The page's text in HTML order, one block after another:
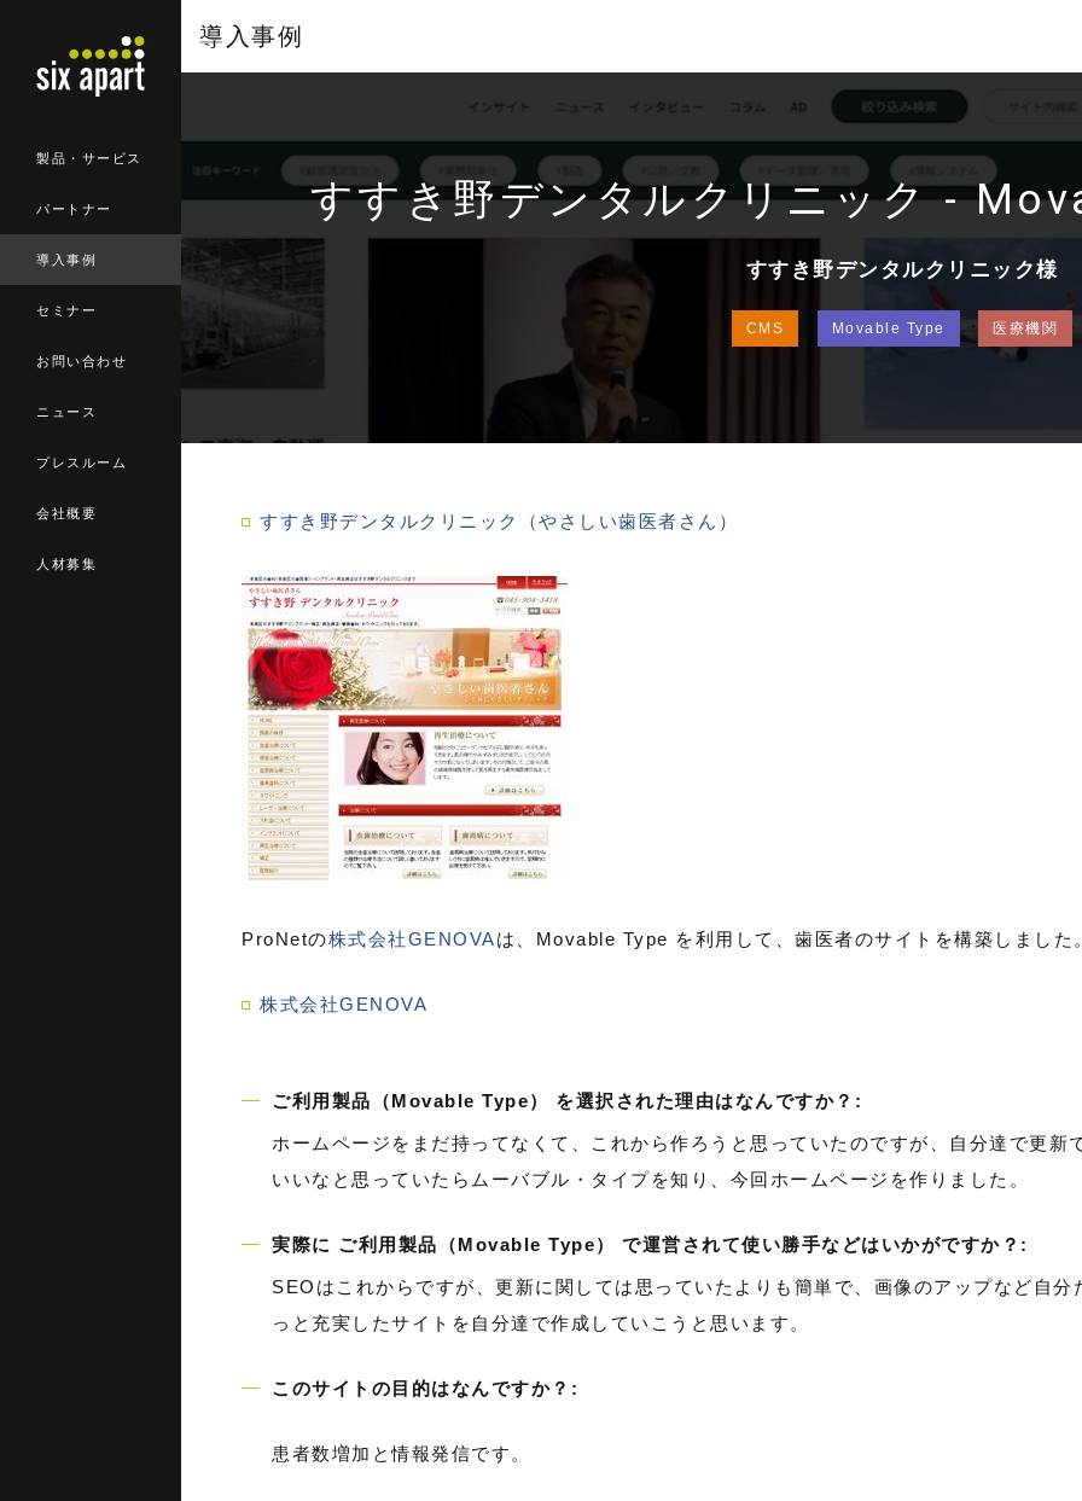
製品・サービス
パートナー
導入事例
セミナー
お問い合わせ
ニュース
プレスルーム
会社概要
人材募集
導入事例
すすき野デンタルクリニック -
すすき野デンタルクリニック様
CMS Movable Type 医療機関
すすき野デンタルクリニック（やさしい歯医者さん）
ProNetの株式会社GENOVAは、Movable Type を利用して、歯医者のサイトを構築しました
株式会社GENOVA
ご利用製品（Movable Type） を選択された理由はなんですか？:
ホームページをまだ持ってなくて、これから作ろうと思っていたのですが、自分達で更新
いいなと思っていたらムーバブル・タイプを知り、今回ホームページを作りました。
実際に ご利用製品（Movable Type） で運営されて使い勝手などはいかがですか？:
SEOはこれからですが、更新に関しては思っていたよりも簡単で、画像のアップなど自
っと充実したサイトを自分達で作成していこうと思います。
このサイトの目的はなんですか？:
患者数増加と情報発信です。